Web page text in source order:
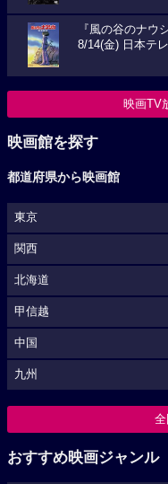
『風の谷のナウ
8/14(金) 日本テ
映画TV
映画館を探す
都道府県から映画館
東京
関西
北海道
甲信越
中国
九州
おすすめ映画ジャンル